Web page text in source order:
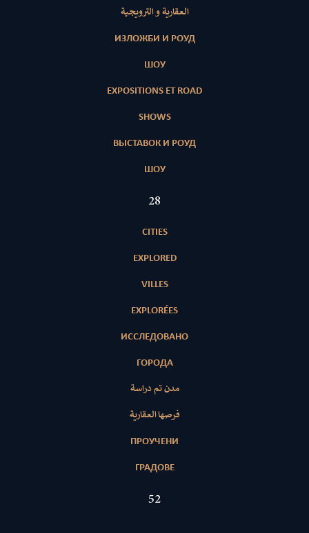
العقارية و الترويجية
ИЗЛОЖБИ И РОУД
ШОУ
EXPOSITIONS ET ROAD
SHOWS
ВЫСТАВОК И РОУД
ШОУ
28
CITIES
EXPLORED
VILLES
EXPLORÉES
ИССЛЕДОВАНО
ГОРОДА
مدن تم دراسة
فرصها العقارية
ПРОУЧЕНИ
ГРАДОВЕ
52